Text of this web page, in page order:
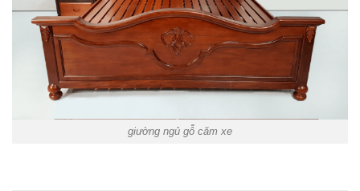
giường ngủ gỗ căm xe